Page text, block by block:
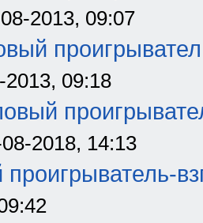
2013, 09:07
2013, 09:18
2018, 14:13